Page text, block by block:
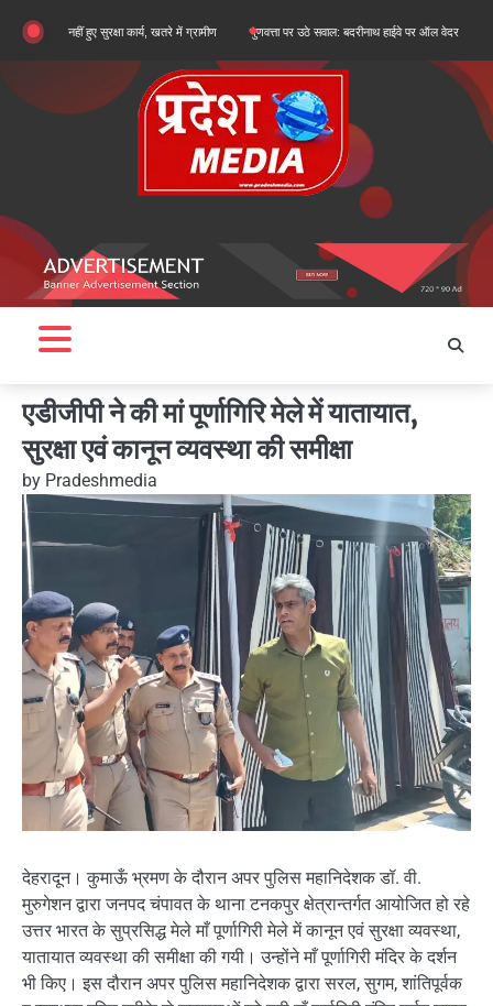
content
नहीं हुए सुरक्षा कार्य, खतरे में ग्रामीण गुणवत्ता पर उठे सवाल: बदरीनाथ हाईवे पर ऑल वेदर रोड के सुधारीकरण
एडीजीपी ने की मां पूर्णागिरि मेले में यातायात,
सुरक्षा एवं कानून व्यवस्था की समीक्षा
by Pradeshmedia
देहरादून। कुमाऊँ भ्रमण के दौरान अपर पुलिस महानिदेशक डॉ. वी.
मुरुगेशन द्वारा जनपद चंपावत के थाना टनकपुर क्षेत्रान्तर्गत आयोजित हो रहे
उत्तर भारत के सुप्रसिद्ध मेले माँ पूर्णागिरी मेले में कानून एवं सुरक्षा व्यवस्था,
यातायात व्यवस्था की समीक्षा की गयी। उन्होंने माँ पूर्णागिरी मंदिर के दर्शन
भी किए। इस दौरान अपर पुलिस महानिदेशक द्वारा सरल, सुगम, शांतिपूर्वक